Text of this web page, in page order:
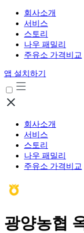
회사소개
서비스
스토리
나우 패밀리
주유소 가격비교
앱 설치하기
회사소개
서비스
스토리
나우 패밀리
주유소 가격비교
광양농협